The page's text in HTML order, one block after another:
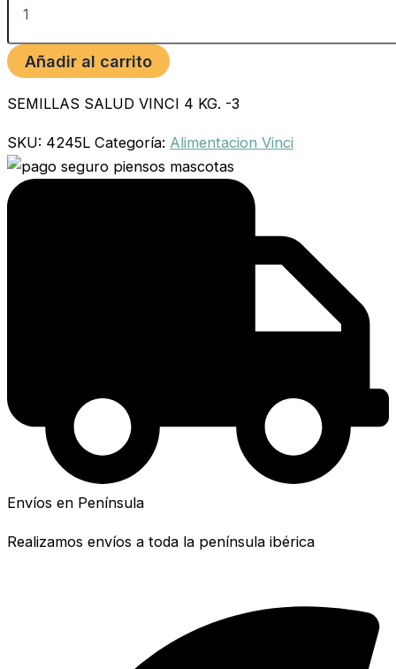
Añadir al carrito
SEMILLAS SALUD VINCI 4 KG. -3
SKU: 4245L Categoría: Alimentacion Vinci
Envíos en Península
Realizamos envíos a toda la península ibérica